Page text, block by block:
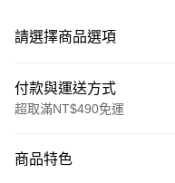
請選擇商品選項
付款與運送方式
超取滿NT$490免運
信用卡一次付款
商品特色